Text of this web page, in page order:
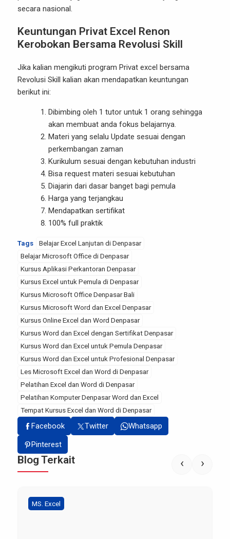
secara nasional.
Keuntungan Privat Excel Renon
Kerobokan Bersama Revolusi Skill
Jika kalian mengikuti program Privat excel bersama
Revolusi Skill kalian akan mendapatkan keuntungan
berikut ini:
Dibimbing oleh 1 tutor untuk 1 orang sehingga
akan membuat anda fokus belajarnya.
Materi yang selalu Update sesuai dengan
perkembangan zaman
Kurikulum sesuai dengan kebutuhan industri
Bisa request materi sesuai kebutuhan
Diajarin dari dasar banget bagi pemula
Harga yang terjangkau
Mendapatkan sertifikat
100% full praktik
Tags
Belajar Excel Lanjutan di Denpasar
Belajar Microsoft Office di Denpasar
Kursus Aplikasi Perkantoran Denpasar
Kursus Excel untuk Pemula di Denpasar
Kursus Microsoft Office Denpasar Bali
Kursus Microsoft Word dan Excel Denpasar
Kursus Online Excel dan Word Denpasar
Kursus Word dan Excel dengan Sertifikat Denpasar
Kursus Word dan Excel untuk Pemula Denpasar
Kursus Word dan Excel untuk Profesional Denpasar
Les Microsoft Excel dan Word di Denpasar
Pelatihan Excel dan Word di Denpasar
Pelatihan Komputer Denpasar Word dan Excel
Tempat Kursus Excel dan Word di Denpasar
Facebook Twitter
Whatsapp
Pinterest
Blog Terkait
MS. Excel
‹ ›